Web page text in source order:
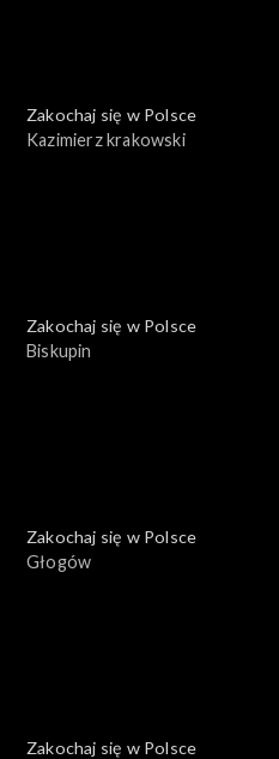
Zakochaj się w Polsce
Kazimierz krakowski
Zakochaj się w Polsce
Biskupin
Zakochaj się w Polsce
Głogów
Zakochaj się w Polsce